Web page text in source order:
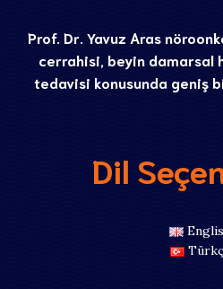
Prof. Dr. Yavuz Aras
cerrahisi, beyin damarsal
tedavisi konusunda geniş
Dil